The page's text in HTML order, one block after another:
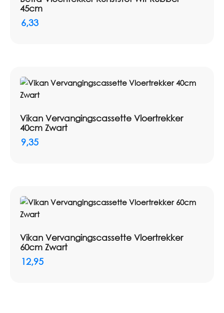
45cm
6,33
Vikan Vervangingscassette Vloertrekker
40cm Zwart
9,35
Vikan Vervangingscassette Vloertrekker
60cm Zwart
12,95